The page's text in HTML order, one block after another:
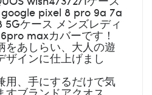
pixel 8 pro 9a 7a
5Gケース メンズレディ
maxカバーです！
をあしらい、大人の遊
ザインに仕上げまし
用、手にするだけで気